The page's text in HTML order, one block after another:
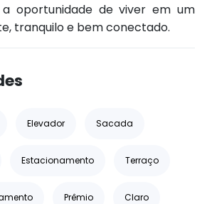
oportunidade de viver em um
tranquilo e bem conectado.
Elevador Sacada
Estacionamento Terraço
Prêmio Claro